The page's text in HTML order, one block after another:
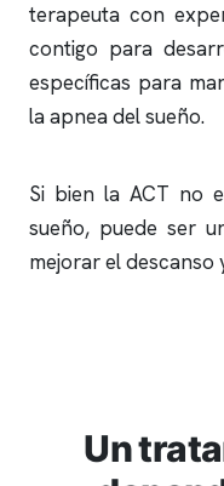
terapeuta con
contigo para
específicas para
laapnea del sueño.
Si bien la ACT no
sueño, puede ser
mejorar el descanso
Un